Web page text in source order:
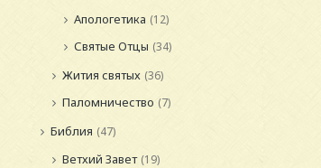
Апологетика (12)
Святые Отцы (34)
Жития святых (36)
Паломничество (7)
Библия (47)
Ветхий Завет (19)